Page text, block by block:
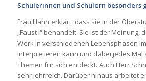
Schülerinnen und Schülern besonders
Frau Hahn erklärt, dass sie in der
„Faust I“ behandelt. Sie ist der Meinung,
Werk in verschiedenen Lebensphasen
interpretieren kann und dabei jedes Mal
Themen für sich entdeckt. Auch Herr
sehr lehrreich. Darüber hinaus arbeitet